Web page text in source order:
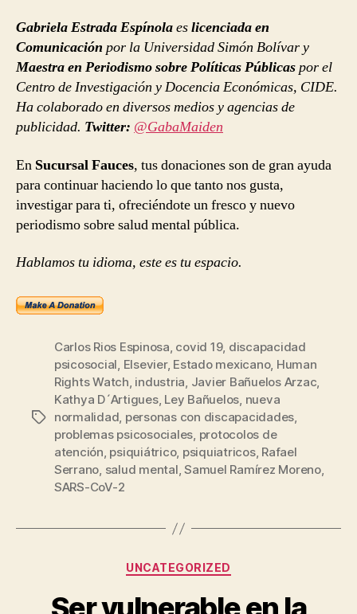
Gabriela Estrada Espínolaeslicenciada en
Comunicación por la Universidad Simón Bolívar y
Maestra en Periodismo sobre Políticas Públicaspor el
Centro de Investigación y Docencia Económicas, CIDE.
Ha colaborado en diversos medios y agencias de
publicidad. Twitter: @GabaMaiden
En Sucursal Fauces, tus donaciones son de gran ayuda
para continuar haciendo lo que tanto nos gusta,
investigar para ti, ofreciéndote un fresco y nuevo
periodismo sobre salud mental pública.
Hablamos tu idioma, este es tu espacio.
Etiquetas
Carlos Rios Espinosa, covid 19, discapacidad
psicosocial, Elsevier, Estado mexicano, Human
Rights Watch, industria, Javier Bañuelos Arzac,
Kathya D´Artigues, Ley Bañuelos, nueva
normalidad, personas con discapacidades,
problemas psicosociales, protocolos de
atención, psiquiátrico, psiquiatricos, Rafael
Serrano, salud mental,Samuel Ramírez Moreno,
SARS-CoV-2
Categorías
UNCATEGORIZED